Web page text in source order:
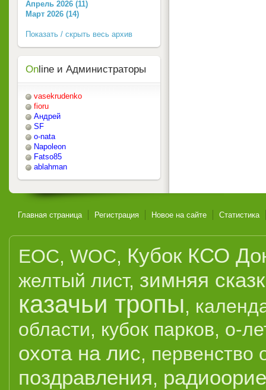
Апрель 2026 (11)
Март 2026 (14)
Показать / скрыть весь архив
On line и Администраторы
vasekrudenko
fioru
Андрей
SF
o-nata
Napoleon
Fatso85
ablahman
Главная страница Регистрация Новое на сайте Статистика
EOC, WOC, Кубок КСО
желтый лист, зимняя
казачьи тропы,
области, кубок парков, о-
охота на лис, первенство
поздравления,